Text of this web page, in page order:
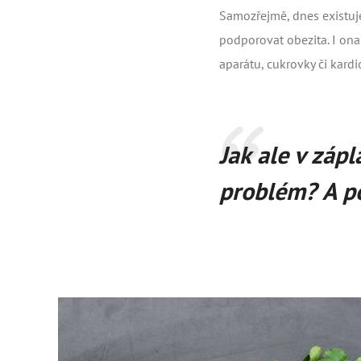
Samozřejmě, dnes
podporovat obezita. I
aparátu, cukrovky či
Jak ale v
problém? A